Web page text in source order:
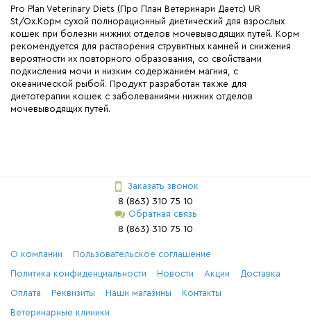
Pro Plan Veterinary Diets (Про План Ветеринари Даетс) UR
St/Ox.Корм сухой полнорационный диетический для взрослых
кошек при болезни нижних отделов мочевыводящих путей. Корм
рекомендуется для растворения струвитных камней и снижения
вероятности их повторного образования, со свойствами
подкисления мочи и низким содержанием магния, с
океанической рыбой. Продукт разработан также для
диетотерапии кошек с заболеваниями нижних отделов
мочевыводящих путей.
Заказать звонок
8 (863) 310 75 10
Обратная связь
8 (863) 310 75 10
О компании Пользовательское соглашение
Политика конфиденциальности Новости Акции Доставка
Оплата Реквизиты Наши магазины Контакты
Ветеринарные клиники